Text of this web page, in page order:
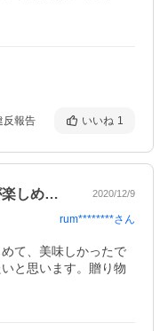
反報告 いいね 1
大好きな練り切り、色々な味が楽しめて、… 2020/12/9
rum********さん
て、美味しかったで
と思います。贈り物